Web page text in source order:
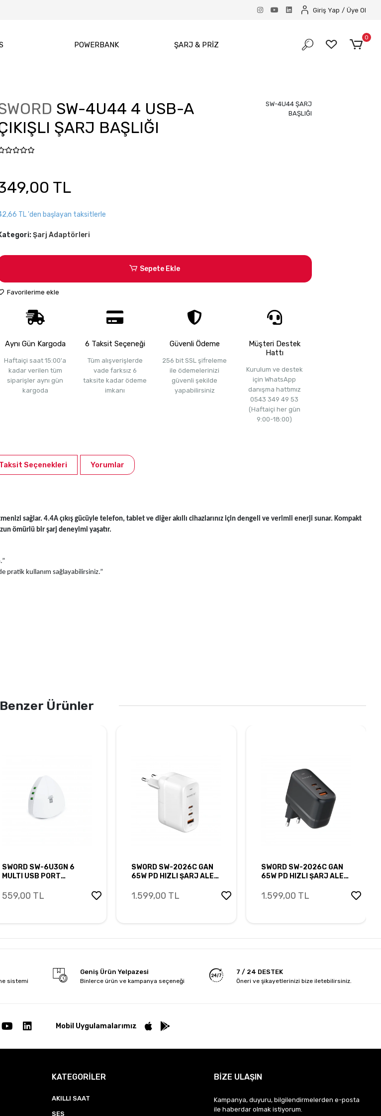
Giriş Yap / Üye Ol
POWERBANK ŞARJ & PRİZ
0
SW-4U44 4 USB-A
ŞARJ BAŞLIĞI
SW-4U44 ŞARJ
BAŞLIĞI
TL
TL 'den başlayan taksitlerle
Şarj Adaptörleri
Sepete Ekle
Favorilerime ekle
Aynı Gün Kargoda
Haftaiçi saat 15:00'a
kadar verilen tüm
siparişler aynı gün
kargoda
6 Taksit Seçeneği
Tüm alışverişlerde
vade farksız 6
taksite kadar ödeme
imkanı
Güvenli Ödeme
256 bit SSL şifreleme
ile ödemelerinizi
güvenli şekilde
yapabilirsiniz
Müşteri Destek
Hattı
Kurulum ve destek
için WhatsApp
danışma hattımız
0543 349 49 53
(Haftaiçi her gün
9:00-18:00)
Taksit Seçenekleri Yorumlar
sağlar. 4.4A çıkış gücüyle telefon, tablet ve diğer akıllı cihazlarınız için dengeli ve verimli enerji sunar. Kompakt
ömürlü bir şarj deneyimi yaşatır.
pratik kullanım sağlayabilirsiniz.”
Benzer Ürünler
SWORD SW-6U3GN 6
MULTI USB PORT
559,00 TL
SWORD SW-2026C GAN
65W PD HIZLI ŞARJ ALETİ
1.599,00 TL
SWORD SW-2026C GAN
65W PD HIZLI ŞARJ ALETİ
1.599,00 TL
sistemi
Geniş Ürün Yelpazesi
Binlerce ürün ve kampanya seçeneği
7 / 24 DESTEK
Öneri ve şikayetlerinizi bize iletebilirsiniz.
Mobil Uygulamalarımız
KATEGORİLER
AKILLI SAAT
SES
BİZE ULAŞIN
Kampanya, duyuru, bilgilendirmelerden e-posta
ile haberdar olmak istiyorum.